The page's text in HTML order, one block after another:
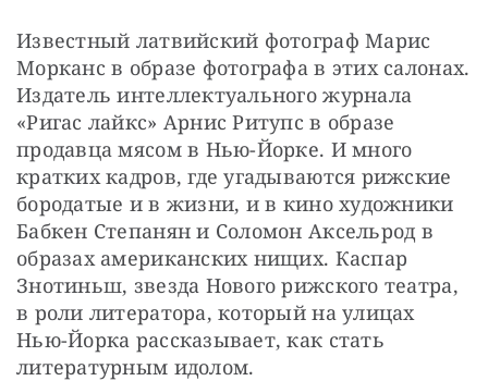
Известный латвийский фотограф Марис
Морканс в образе фотографа в этих салонах.
Издатель интеллектуального журнала
«Ригас лайкс» Арнис Ритупс в образе
продавца мясом в Нью-Йорке. И много
кратких кадров, где угадываются рижские
бородатые и в жизни, и в кино художники
Бабкен Степанян и Соломон Аксельрод в
образах американских нищих. Каспар
Знотиньш, звезда Нового рижского театра,
в роли литератора, который на улицах
Нью-Йорка рассказывает, как стать
литературным идолом.